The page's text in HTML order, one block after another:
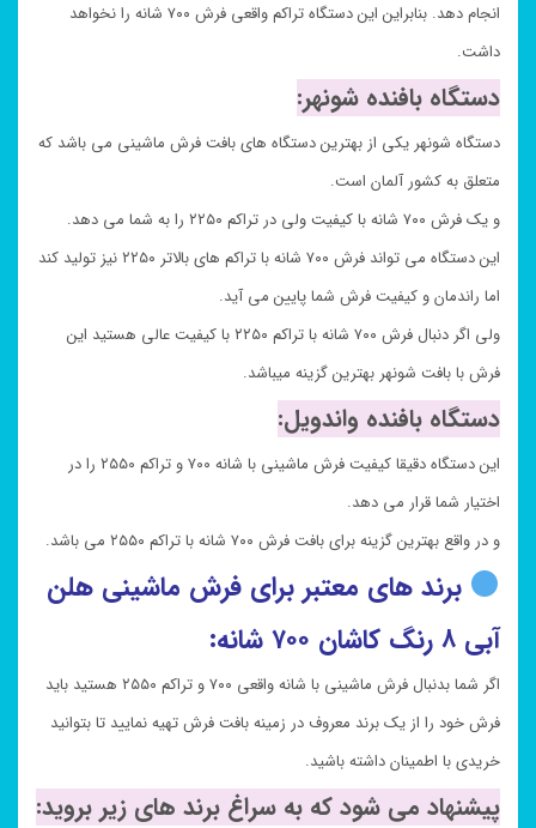
انجام دهد. بنابراین این دستگاه تراکم واقعی فرش ۷۰۰ شانه را نخواهد
داشت.
دستگاه بافنده شونهر:
دستگاه شونهر یکی از بهترین دستگاه های بافت فرش ماشینی می باشد که
متعلق به کشور آلمان است.
و یک فرش ۷۰۰ شانه با کیفیت ولی در تراکم ۲۲۵۰ را به شما می دهد.
این دستگاه می تواند فرش ۷۰۰ شانه با تراکم های بالاتر ۲۲۵۰ نیز تولید کند
اما راندمان و کیفیت فرش شما پایین می آید.
ولی اگر دنبال فرش ۷۰۰ شانه با تراکم ۲۲۵۰ با کیفیت عالی هستید این
فرش با بافت شونهر بهترین گزینه میباشد.
دستگاه بافنده واندویل:
این دستگاه دقیقا کیفیت فرش ماشینی با شانه ۷۰۰ و تراکم ۲۵۵۰ را در
اختیار شما قرار می دهد.
و در واقع بهترین گزینه برای بافت فرش ۷۰۰ شانه با تراکم ۲۵۵۰ می باشد.
برند های معتبر برای فرش ماشینی هلن
آبی ۸ رنگ کاشان ۷۰۰ شانه:
اگر شما بدنبال فرش ماشینی با شانه واقعی ۷۰۰ و تراکم ۲۵۵۰ هستید باید
فرش خود را از یک برند معروف در زمینه بافت فرش تهیه نمایید تا بتوانید
خریدی با اطمینان داشته باشید.
پیشنهاد می شود که به سراغ برند های زیر بروید: